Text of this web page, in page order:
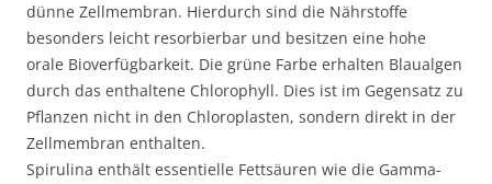
dünne Zellmembran. Hierdurch sind die Nährstoffe
besonders leicht resorbierbar und besitzen eine hohe
orale Bioverfügbarkeit. Die grüne Farbe erhalten Blaualgen
durch das enthaltene Chlorophyll. Dies ist im Gegensatz zu
Pflanzen nicht in den Chloroplasten, sondern direkt in der
Zellmembran enthalten.
Spirulina enthält essentielle Fettsäuren wie die Gamma-